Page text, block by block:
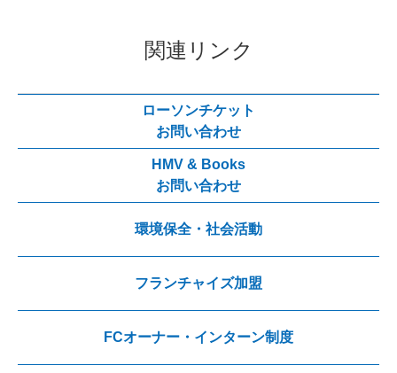
関連リンク
ローソンチケット
お問い合わせ
HMV & Books
お問い合わせ
環境保全・社会活動
フランチャイズ加盟
FCオーナー・インターン制度